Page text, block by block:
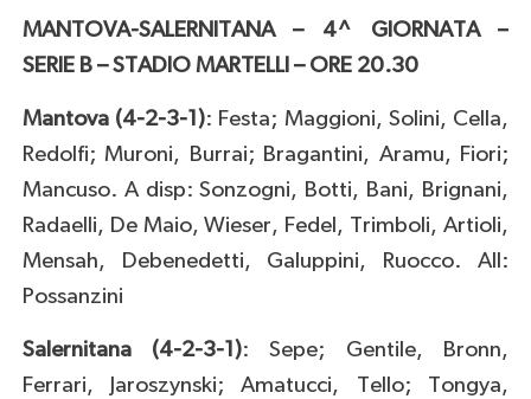
MANTOVA-SALERNITANA – 4^ GIORNATA –
SERIE B – STADIO MARTELLI – ORE 20.30
Mantova (4-2-3-1): Festa; Maggioni, Solini, Cella,
Redolfi; Muroni, Burrai; Bragantini, Aramu, Fiori;
Mancuso. A disp: Sonzogni, Botti, Bani, Brignani,
Radaelli, De Maio, Wieser, Fedel, Trimboli, Artioli,
Mensah, Debenedetti, Galuppini, Ruocco. All:
Possanzini
Salernitana (4-2-3-1): Sepe; Gentile, Bronn,
Ferrari, Jaroszynski; Amatucci, Tello; Tongya,